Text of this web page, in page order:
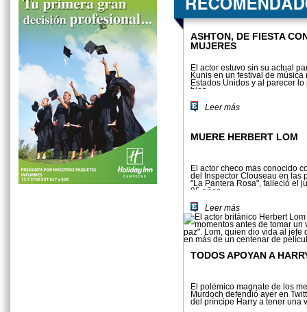
ASHTON, DE FIESTA
MUJERES
El actor estuvo sin su actual
Kunis en un festival de música
Estados Unidos y al parecer lo
bien.
Leer más
MUERE HERBERT LOM
El actor checo más conocido
del Inspector Clouseau en las
"La Pantera Rosa", falleció el
95 años.
Leer más
TODOS APOYAN A
El polémico magnate de los
Murdoch defendió ayer en
del príncipe Harry a tener una